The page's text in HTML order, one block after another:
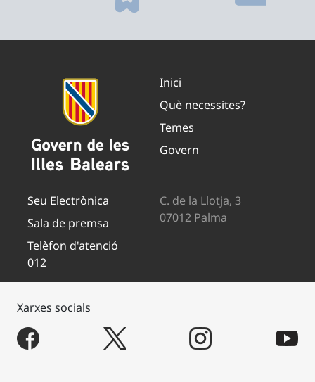
Inici
Què necessites?
Temes
Govern
Seu Electrònica
Sala de premsa
Telèfon d'atenció
012
C. de la Llotja, 3
07012 Palma
Xarxes socials